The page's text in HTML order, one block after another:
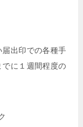
出印での各種手
に１週間程度の